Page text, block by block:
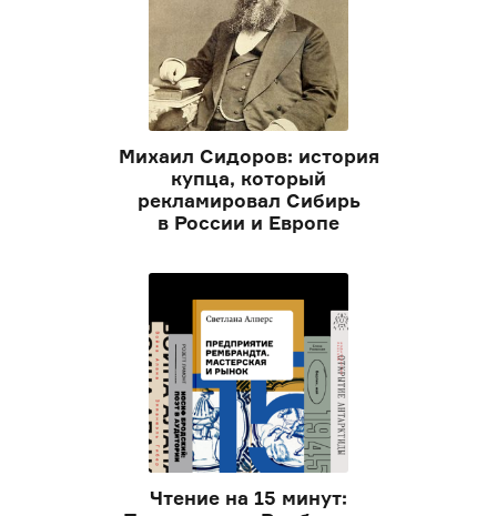
Михаил Сидоров: история
купца, который
рекламировал Сибирь
в России и Европе
Чтение на 15 минут: